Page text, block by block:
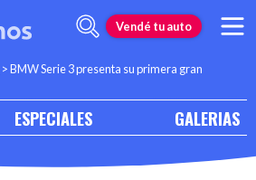
Vendé tu auto
>BMW Serie 3 presenta su primera gran
ESPECIALES GALERIAS